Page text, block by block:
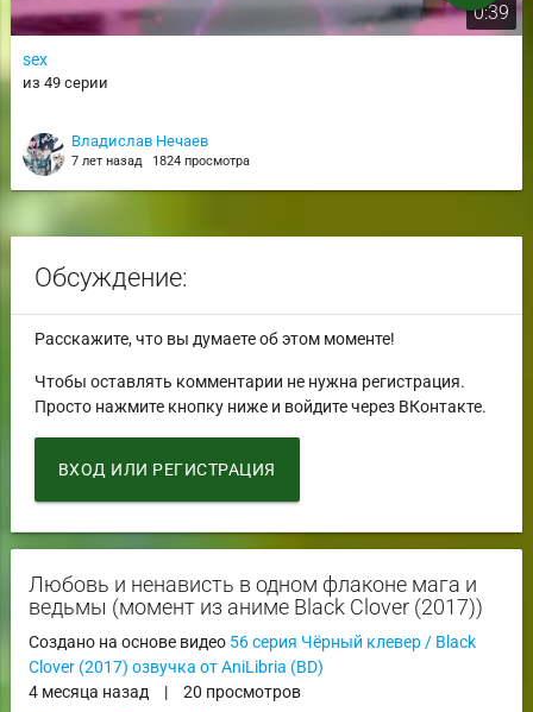
0:39
sex
из 49 серии
Владислав Нечаев
7 лет назад 1824 просмотра
Обсуждение:
Расскажите, что вы думаете об этом моменте!
Чтобы оставлять комментарии не нужна регистрация.
Просто нажмите кнопку ниже и войдите через ВКонтакте.
ВХОД ИЛИ РЕГИСТРАЦИЯ
Любовь и ненависть в одном флаконе мага и
ведьмы (момент из аниме Black Clover (2017))
Создано на основе видео 56 серия Чёрный клевер / Black
Clover (2017) озвучка от AniLibria (BD)
4 месяца назад
|
20 просмотров